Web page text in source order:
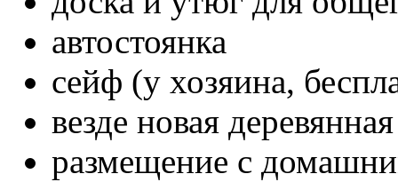
автостоянка
сейф (у хозяина,
везде новая
размещение с